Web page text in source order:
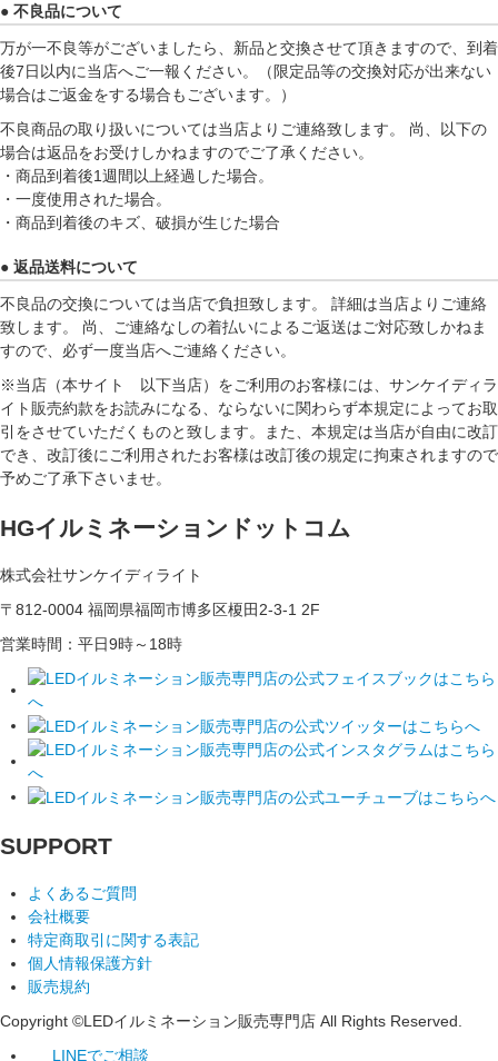
● 不良品について
万が一不良等がございましたら、新品と交換させて頂きますので、到着
後7日以内に当店へご一報ください。（限定品等の交換対応が出来ない
場合はご返金をする場合もございます。）
不良商品の取り扱いについては当店よりご連絡致します。 尚、以下の
場合は返品をお受けしかねますのでご了承ください。
・商品到着後1週間以上経過した場合。
・一度使用された場合。
・商品到着後のキズ、破損が生じた場合
● 返品送料について
不良品の交換については当店で負担致します。 詳細は当店よりご連絡
致します。 尚、ご連絡なしの着払いによるご返送はご対応致しかねま
すので、必ず一度当店へご連絡ください。
※当店（本サイト 以下当店）をご利用のお客様には、サンケイディラ
イト販売約款をお読みになる、ならないに関わらず本規定によってお取
引をさせていただくものと致します。また、本規定は当店が自由に改訂
でき、改訂後にご利用されたお客様は改訂後の規定に拘束されますので
予めご了承下さいませ。
HGイルミネーションドットコム
株式会社サンケイディライト
〒812-0004 福岡県福岡市博多区榎田2-3-1 2F
営業時間：平日9時～18時
SUPPORT
よくあるご質問
会社概要
特定商取引に関する表記
個人情報保護方針
販売規約
Copyright ©LEDイルミネーション販売専門店 All Rights Reserved.
LINEでご相談